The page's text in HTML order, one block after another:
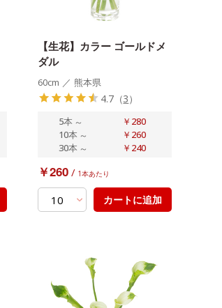
【生花】カラー ゴールドメ
ダル
60cm ／ 熊本県
4.7（3）
5本 ～
￥280
10本 ～
￥260
30本 ～ ￥240
￥260 / 1本あたり
カートに追加